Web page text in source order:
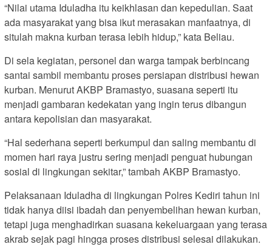
“Nilai utama Iduladha itu keikhlasan dan kepedulian. Saat
ada masyarakat yang bisa ikut merasakan manfaatnya, di
situlah makna kurban terasa lebih hidup,” kata Beliau.
Di sela kegiatan, personel dan warga tampak berbincang
santai sambil membantu proses persiapan distribusi hewan
kurban. Menurut AKBP Bramastyo, suasana seperti itu
menjadi gambaran kedekatan yang ingin terus dibangun
antara kepolisian dan masyarakat.
“Hal sederhana seperti berkumpul dan saling membantu di
momen hari raya justru sering menjadi penguat hubungan
sosial di lingkungan sekitar,” tambah AKBP Bramastyo.
Pelaksanaan Iduladha di lingkungan Polres Kediri tahun ini
tidak hanya diisi ibadah dan penyembelihan hewan kurban,
tetapi juga menghadirkan suasana kekeluargaan yang terasa
akrab sejak pagi hingga proses distribusi selesai dilakukan.